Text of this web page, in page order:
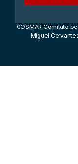
COSMAR Comitato
Miguel